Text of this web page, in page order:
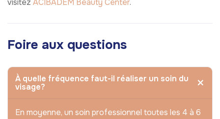
visitez ACIBADEM Beauty Center.
Foire aux questions
À quelle fréquence faut-il réaliser un soin du
visage?
En moyenne, un soin professionnel toutes les 4 à 6